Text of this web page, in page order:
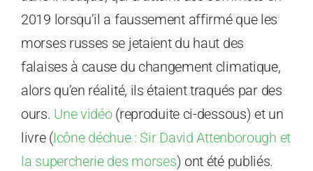
2019 lorsqu’il a faussement affirmé que les
morses russes se jetaient du haut des
falaises à cause du changement climatique,
alors qu’en réalité, ils étaient traqués par des
ours. Une vidéo(reproduite ci-dessous) et un
livre (Icône déchue : Sir David Attenborough et
la supercherie des morses) ont été publiés.